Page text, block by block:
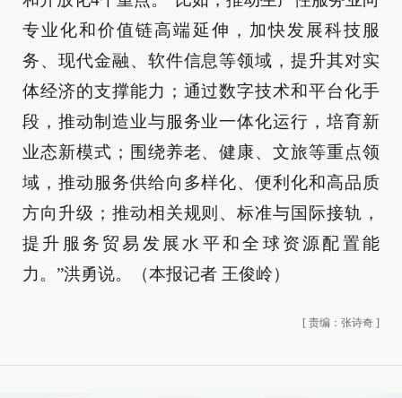
专业化和价值链高端延伸，加快发展科技服
务、现代金融、软件信息等领域，提升其对实
体经济的支撑能力；通过数字技术和平台化手
段，推动制造业与服务业一体化运行，培育新
业态新模式；围绕养老、健康、文旅等重点领
域，推动服务供给向多样化、便利化和高品质
方向升级；推动相关规则、标准与国际接轨，
提升服务贸易发展水平和全球资源配置能
力。”洪勇说。（本报记者 王俊岭）
[ 责编：张诗奇 ]